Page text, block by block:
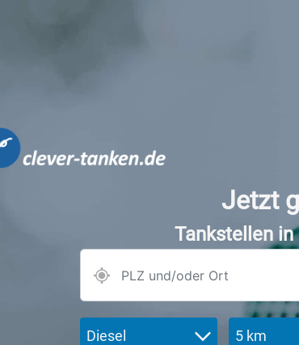
Jetzt
Tankstellen in
Diesel 5 km